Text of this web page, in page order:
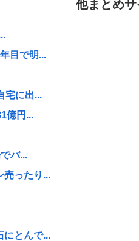
他まとめ
目で明...
宅に出...
億円...
バ...
売ったり...
にとんで...